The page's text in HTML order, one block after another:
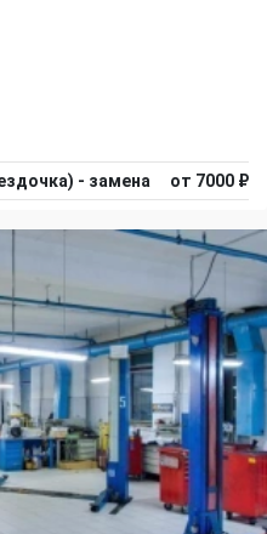
- замена от 7000 ₽